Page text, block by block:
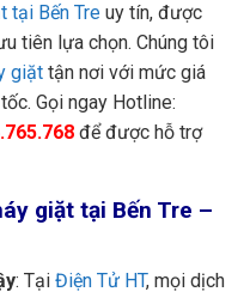
tại Bến Tre uy tín, được
tiên lựa chọn. Chúng tôi
giặt tận nơi với mức giá
Gọi ngay Hotline:
để được hỗ trợ
giặt tại Bến Tre –
: Tại Điện Tử HT, mọi dịch